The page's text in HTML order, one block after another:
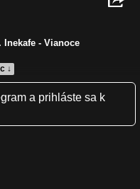
↓
- Vianoce
a prihláste sa k